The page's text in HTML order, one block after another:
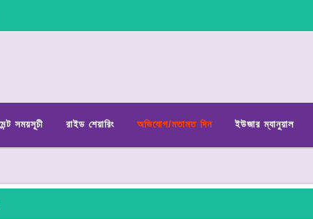
সময়সূচী রাইড শেয়ারিং অভিযোগ/মতামত দিন ইউজার ম্যানুয়াল